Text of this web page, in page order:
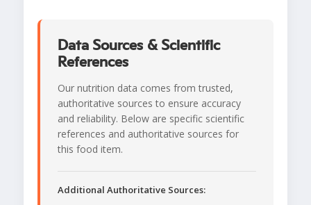
Data Sources & Scientific
References
Our nutrition data comes from trusted,
authoritative sources to ensure accuracy
and reliability. Below are specific scientific
references and authoritative sources for
this food item.
Additional Authoritative Sources: